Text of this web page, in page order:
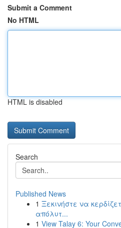
Submit a Comment
No HTML
HTML is disabled
Search
Published News
1 Ξεκινήστε να
απόλυτ...
1 View Talay 6: Your